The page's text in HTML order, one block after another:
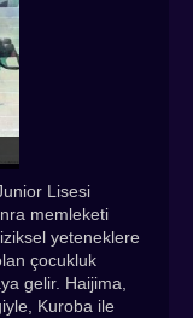
Lisesi
memleketi
yeteneklere
çocukluk
gelir. Haijima,
Kuroba ile